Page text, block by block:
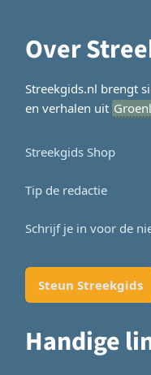
Over
Streekgids.nl brengt
en verhalen uit
Streekgids Shop
Tip de redactie
Schrijf je in voor de
Steun Streekgids
Handige